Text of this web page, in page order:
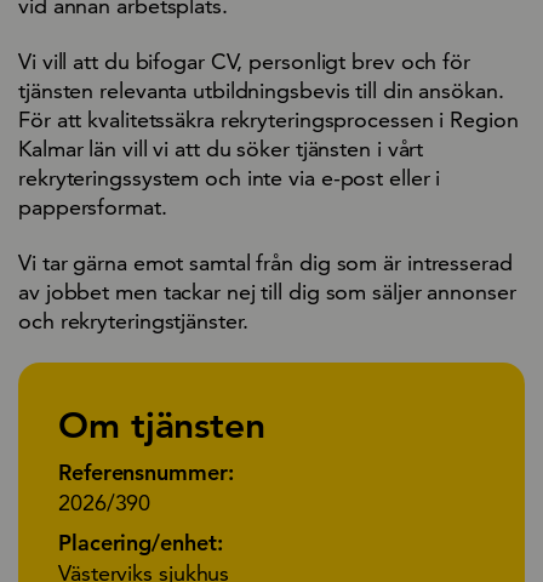
Vi vill att du bifogar CV, personligt brev och för
tjänsten relevanta utbildningsbevis till din ansökan.
För att kvalitetssäkra rekryteringsprocessen i Region
Kalmar län vill vi att du söker tjänsten i vårt
rekryteringssystem och inte via e-post eller i
pappersformat.
Vi tar gärna emot samtal från dig som är intresserad
av jobbet men tackar nej till dig som säljer annonser
och rekryteringstjänster.
Om tjänsten
Referensnummer:
2026/390
Placering/enhet:
Västerviks sjukhus